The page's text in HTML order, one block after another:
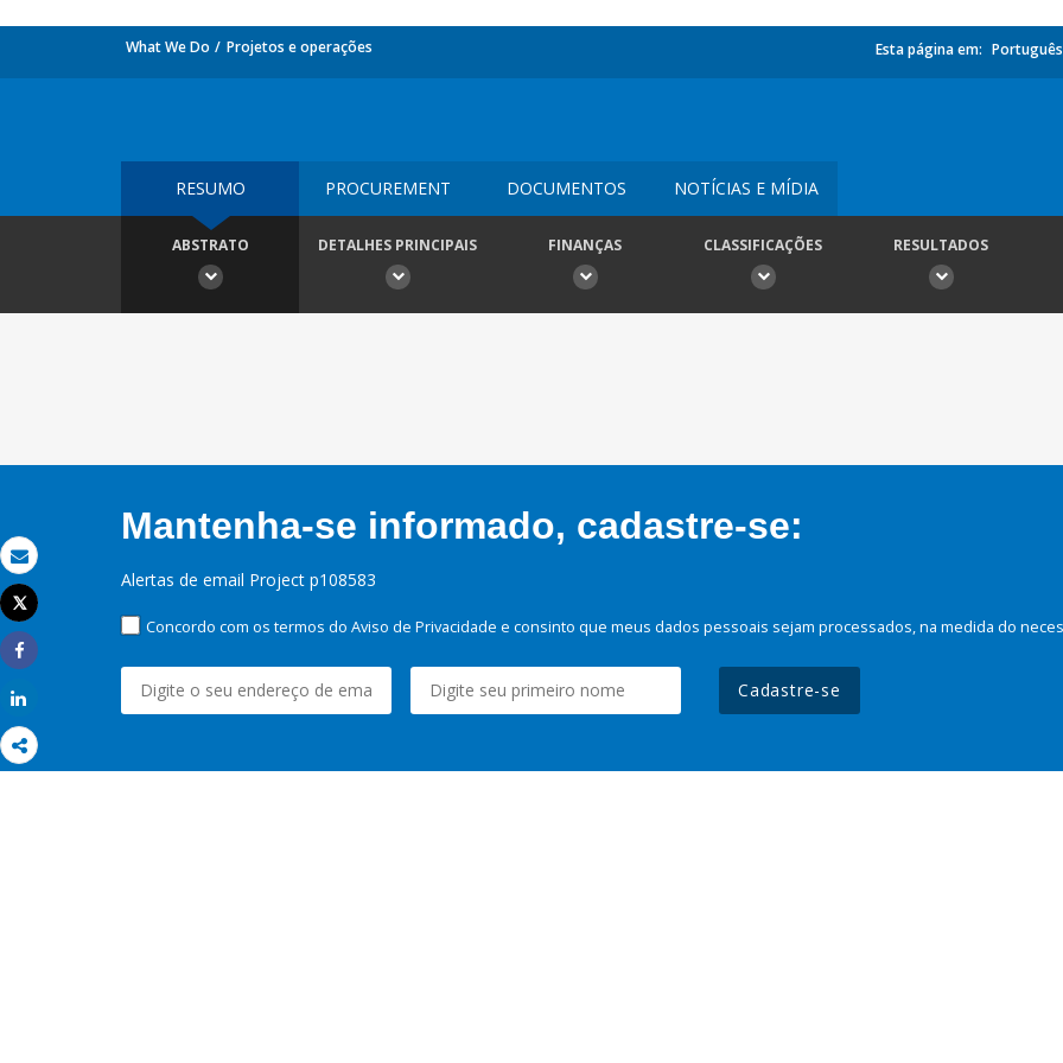
Email
Imprimir
Tweet
Share
What We Do Projetos e operações Esta página em: Português
RESUMO PROCUREMENT DOCUMENTOS NOTÍCIAS E MÍDIA
ABSTRATO DETALHES PRINCIPAIS FINANÇAS CLASSIFICAÇÕES RESULTADOS
Mantenha-se informado, cadastre-se:
Alertas de email Project p108583
Concordo com os termos do Aviso de Privacidade e consinto que meus dados pessoais sejam processados, na medida do
Cadastre-se